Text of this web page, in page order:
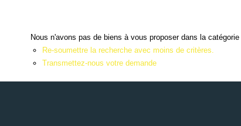
Nous n'avons pas de biens à vous proposer dans la
Re-soumettre la recherche avec moins de critères.
Transmettez-nous votre demande